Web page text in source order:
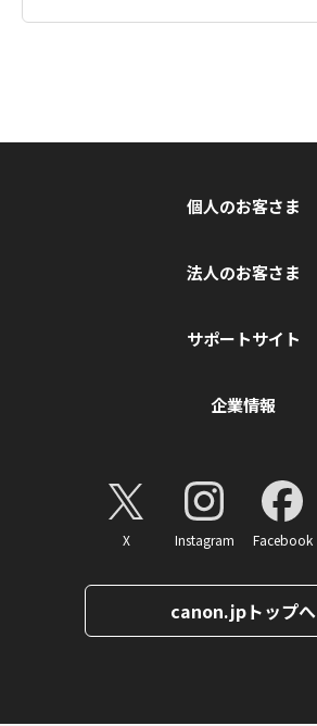
個人のお客さま
法人のお客さま
サポートサイト
企業情報
X Instagram Facebook
canon.jpトップへ